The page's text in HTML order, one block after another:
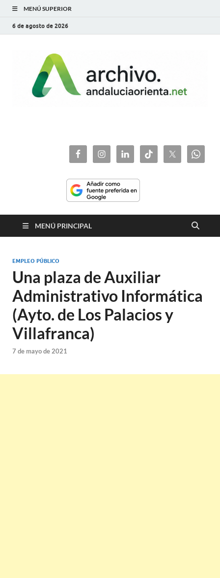
MENÚ SUPERIOR
6 de agosto de 2026
MENÚ PRINCIPAL
EMPLEO PÚBLICO
Una plaza de Auxiliar
Administrativo Informática
(Ayto. de Los Palacios y
Villafranca)
7 de mayo de 2021